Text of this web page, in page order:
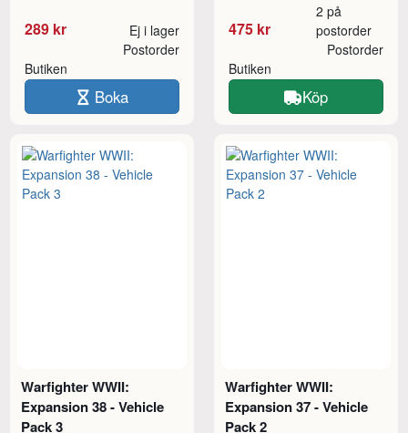
289 kr Ej i lager
Butiken
Postorder
Boka
475 kr
2 på
postorder
Butiken
Postorder
Köp
Warfighter WWII:
Expansion 38 - Vehicle
Pack 3
Warfighter WWII:
Expansion 37 - Vehicle
Pack 2